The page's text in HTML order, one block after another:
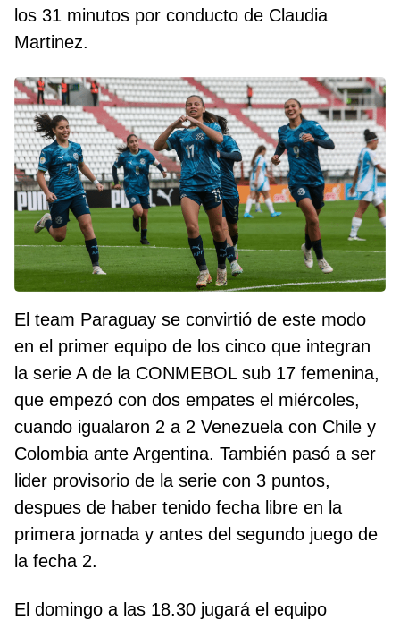
los 31 minutos por conducto de Claudia
Martinez.
El team Paraguay se convirtió de este modo
en el primer equipo de los cinco que integran
la serie A de la CONMEBOL sub 17 femenina,
que empezó con dos empates el miércoles,
cuando igualaron 2 a 2 Venezuela con Chile y
Colombia ante Argentina. También pasó a ser
lider provisorio de la serie con 3 puntos,
despues de haber tenido fecha libre en la
primera jornada y antes del segundo juego de
la fecha 2.
El domingo a las 18.30 jugará el equipo